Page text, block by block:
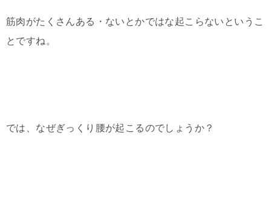
筋肉がたくさんある・ないとかではな起こらないというこ
とですね。
では、なぜぎっくり腰が起こるのでしょうか？